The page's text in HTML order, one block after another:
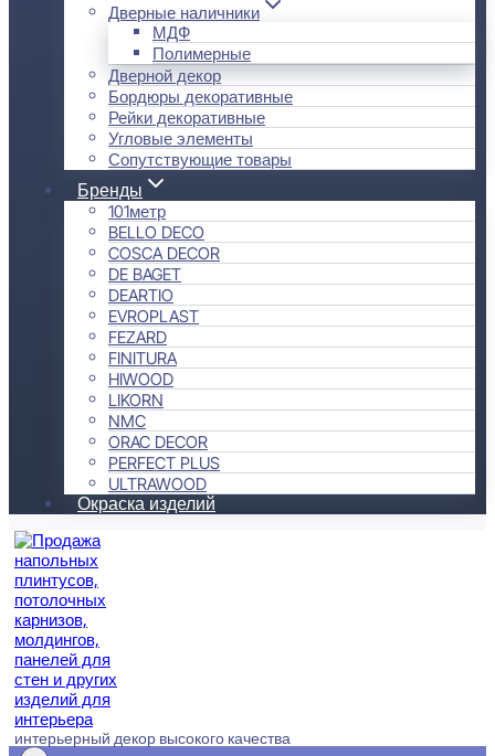
Дверные наличники
МДФ
Полимерные
Дверной декор
Бордюры декоративные
Рейки декоративные
Угловые элементы
Сопутствующие товары
Бренды
101метр
BELLO DECO
COSCA DECOR
DE BAGET
DEARTIO
EVROPLAST
FEZARD
FINITURA
HIWOOD
LIKORN
NMC
ORAC DECOR
PERFECT PLUS
ULTRAWOOD
Окраска изделий
интерьерный декор высокого качества